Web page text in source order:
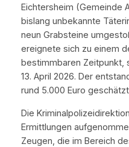
Eichtersheim (Gemeinde
bislang unbekannte
neun Grabsteine
ereignete sich zu einem
bestimmbaren Zeitpunkt,
13. April 2026. Der
rund 5.000 Euro
Die
Ermittlungen
Zeugen, die im Bereich